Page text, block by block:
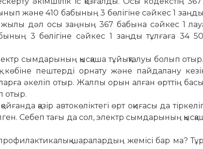
және 410 бабының 3 бөлігіне сәйкес 1 заңды
жылы дәл осы заңның 367 бабына сәйкес 1
3 бөлігіне сәйкес 1 заңды тұлғаға 34
сымда­ры­ның қысқаша тұйықталуы болып
көбіне пештерді орнату және пайдалану
әкеліп отыр. Жалпы орын алған өрттің
отыр.
қазір авто­кө­ліктегі өрт оқиғасы да
Себеп тағы да сол, электр сымдарының
ша­ра­лардың жемісі бар ма?